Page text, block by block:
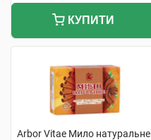
КУПИТИ
Arbor Vitae Мило натуральне